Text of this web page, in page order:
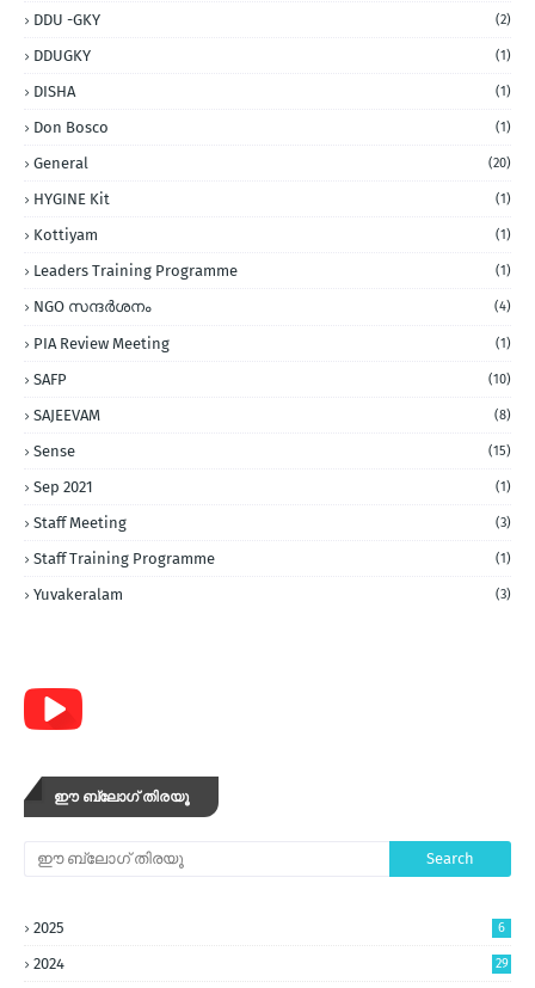
DDU -GKY (2)
DDUGKY (1)
DISHA (1)
Don Bosco (1)
General (20)
HYGINE Kit (1)
Kottiyam (1)
Leaders Training Programme (1)
NGO സന്ദര്‍ശനം (4)
PIA Review Meeting (1)
SAFP (10)
SAJEEVAM (8)
Sense (15)
Sep 2021 (1)
Staff Meeting (3)
Staff Training Programme (1)
Yuvakeralam (3)
ഈ ബ്ലോഗ് തിരയൂ
2025 6
2024 29